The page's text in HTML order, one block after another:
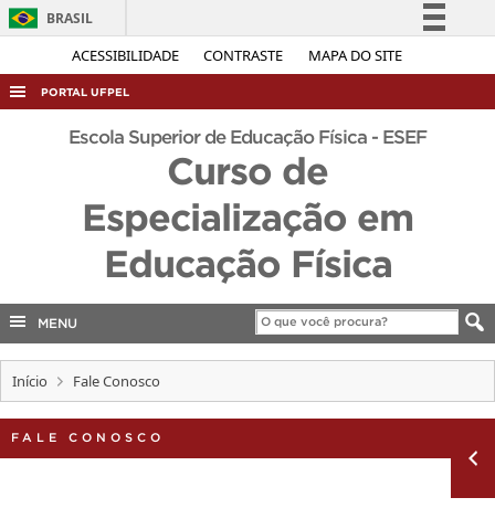
ACESSIBILIDADE CONTRASTE MAPA DO SITE
BRASIL
Simplifique!
Acesso à informação
Legislação
Canais
PORTAL UFPEL
ACESSO À INFORMAÇÃO
COBALTO
INTERNACIONAL
Escola Superior de Educação Física - ESEF
Curso de
Especialização em
Educação Física
MENU
Início Fale Conosco
FALE CONOSCO